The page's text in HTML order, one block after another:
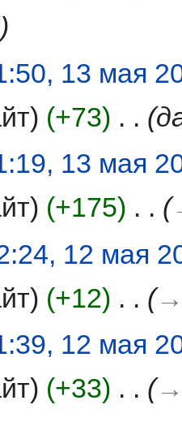
13 мая
+73
13 мая
+175
12 мая
+12
12 мая
+33